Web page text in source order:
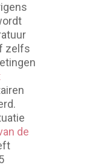
zelfs
de